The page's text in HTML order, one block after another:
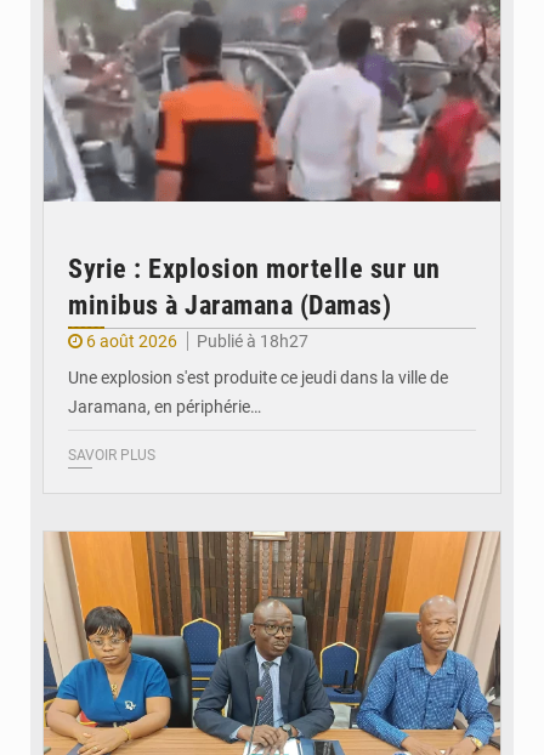
Syrie : Explosion mortelle sur un
minibus à Jaramana (Damas)
6 août 2026
Publié à 18h27
Une explosion s'est produite ce jeudi dans la ville de
Jaramana, en périphérie…
SAVOIR PLUS